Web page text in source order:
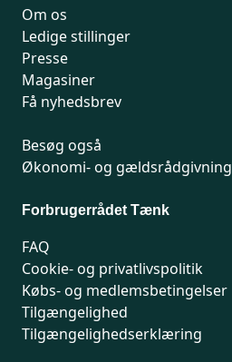
Om os
Ledige stillinger
Presse
Magasiner
Få nyhedsbrev
Besøg også
Økonomi- og gældsrådgivning
Forbrugerrådet Tænk
FAQ
Cookie- og privatlivspolitik
Købs- og medlemsbetingelser
Tilgængelighed
Tilgængelighedserklæring